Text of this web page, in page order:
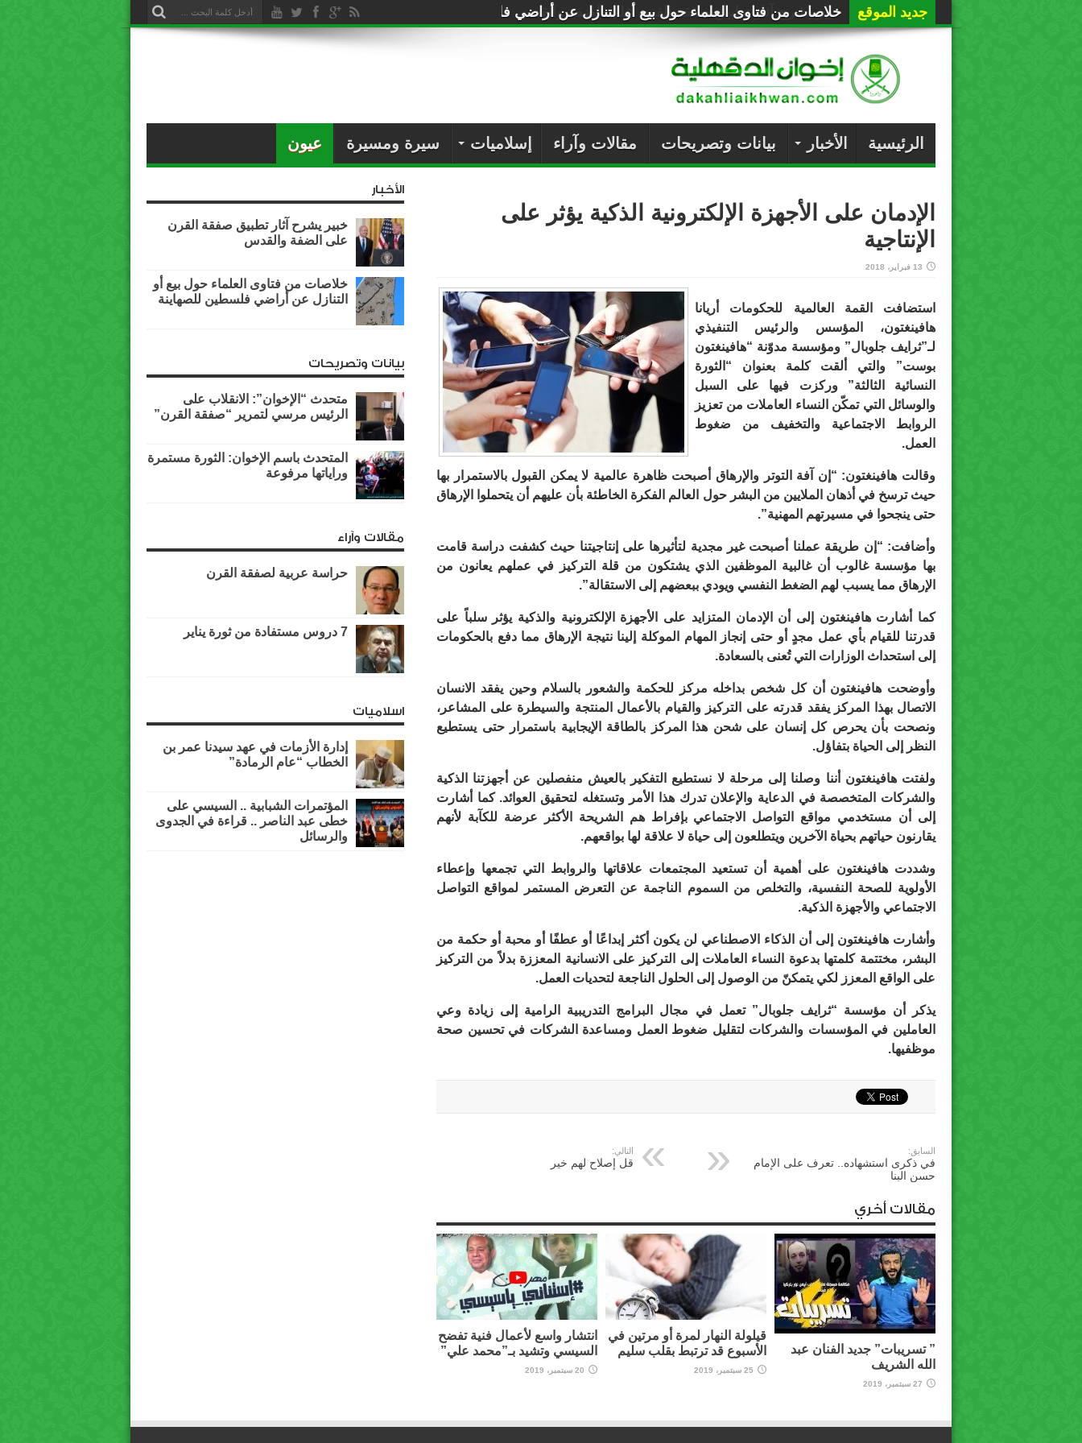
جديد الموقع خلاصات من فتاوى العلماء حول بيع أو التنازل عن أراضي فلسطين للصهاينة
الرئيسية الأخبار بيانات وتصريحات مقالات وآراء إسلاميات سيرة ومسيرة عيون
الإدمان على الأجهزة الإلكترونية الذكية يؤثر على
الإنتاجية
13 فبراير، 2018
استضافت القمة العالمية للحكومات أريانا
هافينغتون، المؤسس والرئيس التنفيذي
لـ”ثرايف جلوبال” ومؤسسة مدوّنة “هافينغتون
بوست” والتي ألقت كلمة بعنوان “الثورة
النسائية الثالثة” وركزت فيها على السبل
والوسائل التي تمكّن النساء العاملات من تعزيز
الروابط الاجتماعية والتخفيف من ضغوط
العمل.
وقالت هافينغتون: “إن آفة التوتر والإرهاق أصبحت­ ظاهرة عالمية لا يمكن القبول بالاستمرار بها
حيث ترسخ في أذهان الملايين من البشر حول العالم الفكرة الخاطئة بأن عليهم أن يتحملوا الإرهاق
حتى ينجحوا في مسيرتهم المهنية”.
وأضافت: “إن طريقة عملنا أصبحت غير مجدية لتأثيرها على إنتاجيتنا حيث كشفت دراسة قامت
بها مؤسسة غالوب أن غالبية الموظفين الذي يشتكون من قلة التركيز في عملهم يعانون من
الإرهاق مما يسبب لهم الضغط النفسي ويودي ببعضهم إلى الاستقالة”.
كما أشارت هافينغتون إلى أن الإدمان المتزايد على الأجهزة الإلكترونية والذكية يؤثر سلباً على
قدرتنا للقيام بأي عمل مجدٍ أو حتى إنجاز المهام الموكلة إلينا نتيجة الإرهاق مما دفع بالحكومات
إلى استحداث الوزارات التي تُعنى بالسعادة.
وأوضحت هافينغتون أن كل شخص بداخله مركز للحكمة والشعور بالسلام وحين يفقد الانسان
الاتصال بهذا المركز يفقد قدرته على التركيز والقيام بالأعمال المنتجة والسيطرة على المشاعر،
ونصحت بأن يحرص كل إنسان على شحن هذا المركز بالطاقة الإيجابية باستمرار حتى يستطيع
النظر إلى الحياة بتفاؤل.
ولفتت هافينغتون أننا وصلنا إلى مرحلة لا نستطيع التفكير بالعيش منفصلين عن أجهزتنا الذكية
والشركات المتخصصة في الدعاية والإعلان تدرك هذا الأمر وتستغله لتحقيق العوائد. كما أشارت
إلى أن مستخدمي مواقع التواصل الاجتماعي بإفراط هم الشريحة الأكثر عرضة للكآبة لأنهم
يقارنون حياتهم بحياة الآخرين ويتطلعون إلى حياة لا علاقة لها بواقعهم.
وشددت هافينغتون على أهمية أن تستعيد المجتمعات علاقاتها والروابط التي تجمعها وإعطاء
الأولوية للصحة النفسية، والتخلص من السموم الناجمة عن التعرض المستمر لمواقع التواصل
الاجتماعي والأجهزة الذكية.
وأشارت هافينغتون إلى أن الذكاء الاصطناعي لن يكون أكثر إبداعًا أو عطفًا أو محبة أو حكمة من
البشر، مختتمة كلمتها بدعوة النساء العاملات إلى التركيز على الانسانية المعززة بدلاً من التركيز
على الواقع المعزز لكي يتمكنّ من الوصول إلى الحلول الناجعة لتحديات العمل.
يذكر أن مؤسسة “ثرايف جلوبال” تعمل في مجال البرامج التدريبية الرامية إلى زيادة وعي
العاملين في المؤسسات والشركات لتقليل ضغوط العمل ومساعدة الشركات في تحسين صحة
موظفيها.
السابق:
في ذكرى استشهاده.. تعرف على الإمام
حسن البنا
التالي:
قل إصلاح لهم خير
مقالات أخري
” تسريبات” جديد الفنان عبد
الله الشريف
27 سبتمبر، 2019
قيلولة النهار لمرة أو مرتين في
الأسبوع قد ترتبط بقلب سليم
25 سبتمبر، 2019
انتشار واسع لأعمال فنية تفضح
السيسي وتشيد بـ”محمد علي”
20 سبتمبر، 2019
الأخبار
خبير يشرح آثار تطبيق صفقة القرن
على الضفة والقدس
خلاصات من فتاوى العلماء حول بيع أو
التنازل عن أراضي فلسطين للصهاينة
بيانات وتصريحات
متحدث “الإخوان”: الانقلاب على
الرئيس مرسي لتمرير “صفقة القرن”
المتحدث باسم الإخوان: الثورة مستمرة
وراياتها مرفوعة
مقالات وآراء
حراسة عربية لصفقة القرن
7 دروس مستفادة من ثورة يناير
اسلاميات
إدارة الأزمات في عهد سيدنا عمر بن
الخطاب “عام الرمادة”
المؤتمرات الشبابية .. السيسي على
خطى عبد الناصر .. قراءة في الجدوى
والرسائل